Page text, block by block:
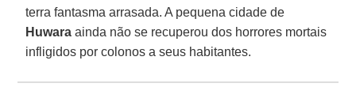
terra fantasma arrasada. A pequena cidade de
Huwara ainda não se recuperou dos horrores mortais
infligidos por colonos a seus habitantes.